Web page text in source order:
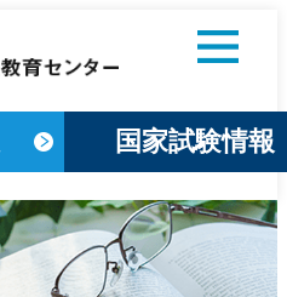
国家試験情報